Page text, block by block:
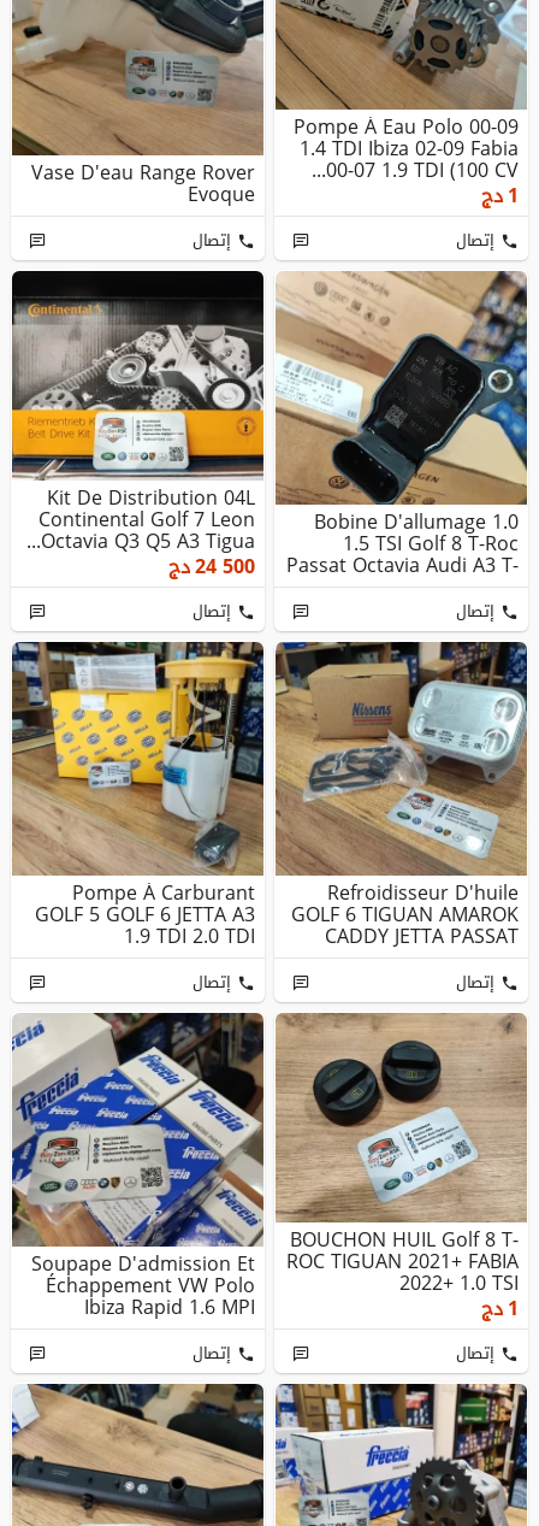
Pompe À Eau Polo 00-09
1.4 TDI Ibiza 02-09 Fabia
00-07 1.9 TDI (100 CV...
1دج
إتصال
Vase D'eau Range Rover
Evoque
إتصال
Bobine D'allumage 1.0
1.5 TSI Golf 8 T-Roc
Passat Octavia Audi A3 T-
Cr...
إتصال
Kit De Distribution 04L
Continental Golf 7 Leon
Octavia Q3 Q5 A3 Tigua...
24 500دج
إتصال
Refroidisseur D'huile
GOLF 6 TIGUAN AMAROK
CADDY JETTA PASSAT
OCTAVIA ...
إتصال
Pompe À Carburant
GOLF 5 GOLF 6 JETTA A3
1.9 TDI 2.0 TDI
إتصال
BOUCHON HUIL Golf 8 T-
ROC TIGUAN 2021+ FABIA
2022+ 1.0 TSI
1دج
إتصال
Soupape D'admission Et
Échappement VW Polo
Ibiza Rapid 1.6 MPI
إتصال